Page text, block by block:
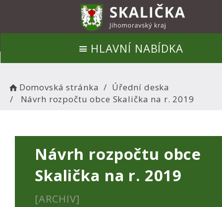
HLAVNÍ NABÍDKA
Domovská stránka
Úřední deska
Návrh rozpočtu obce Skalička na r. 2019
Návrh rozpočtu obce
Skalička na r. 2019
[ARCHIV]